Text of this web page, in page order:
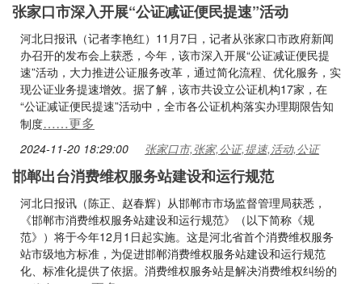
张家口市深入开展“公证减证便民提速”活动
河北日报讯（记者李艳红）11月7日，记者从张家口市政府新闻
办召开的发布会上获悉，今年，该市深入开展“公证减证便民提
速”活动，大力推进公证服务改革，通过简化流程、优化服务，实
现公证业务提速增效。据了解，该市共设立公证机构17家，在
“公证减证便民提速”活动中，全市各公证机构落实办理期限告知
制度……更多
2024-11-20 18:29:00 张家口市,张家,公证,提速,活动,公证
邯郸出台消费维权服务站建设和运行规范
河北日报讯（陈正、赵春辉）从邯郸市市场监督管理局获悉，
《邯郸市消费维权服务站建设和运行规范》（以下简称《规
范》）将于今年12月1日起实施。这是河北省首个消费维权服务
站市级地方标准，为促进邯郸消费维权服务站建设和运行规范
化、标准化提供了依据。消费维权服务站是解决消费维权纠纷的